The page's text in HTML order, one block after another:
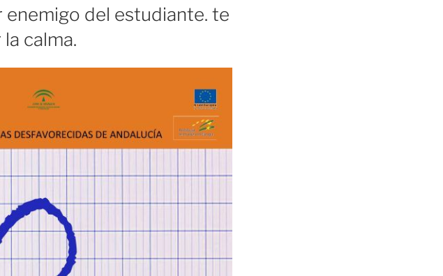
enemigo del estudiante. te
calma.